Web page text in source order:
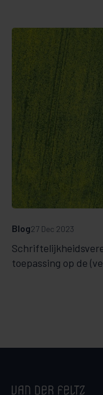
toepassing op de
Blog27 Dec 2023